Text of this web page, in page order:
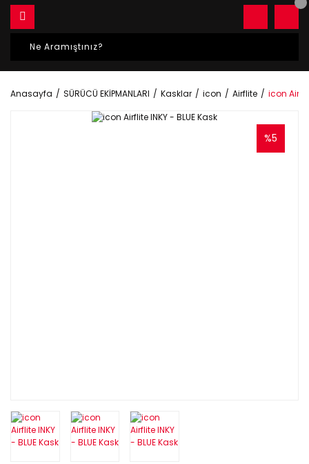
Anasayfa SÜRÜCÜ EKİPMANLARI Kasklar icon Airflite icon
%5